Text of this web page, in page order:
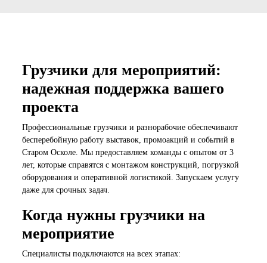
Грузчики для мероприятий:
надежная поддержка вашего
проекта
Профессиональные грузчики и разнорабочие обеспечивают
бесперебойную работу выставок, промоакций и событий в
Старом Осколе. Мы предоставляем команды с опытом от 3
лет, которые справятся с монтажом конструкций, погрузкой
оборудования и оперативной логистикой. Запускаем услугу
даже для срочных задач.
Когда нужны грузчики на
мероприятие
Специалисты подключаются на всех этапах: